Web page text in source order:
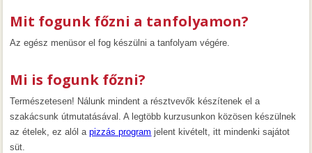
Mit fogunk főzni a tanfolyamon?
Az egész menüsor el fog készülni a tanfolyam végére.
Mi is fogunk főzni?
Természetesen! Nálunk mindent a résztvevők készítenek el a
szakácsunk útmutatásával. A legtöbb kurzusunkon közösen készülnek
az ételek, ez alól apizzás program jelent kivételt, itt mindenki sajátot
süt.